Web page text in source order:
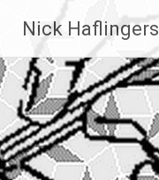
Inhalt
springen
Nick